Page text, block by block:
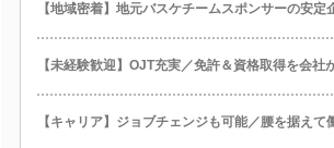
【地域密着】地元バスケチームスポンサーの安定
【未経験歓迎】OJT充実／免許＆資格取得を会社
【キャリア】ジョブチェンジも可能／腰を据えて